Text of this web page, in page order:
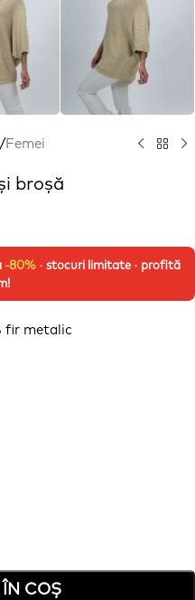
/Femei
broșă
-80%· stocuri limitate · profită
fir metalic
COȘ